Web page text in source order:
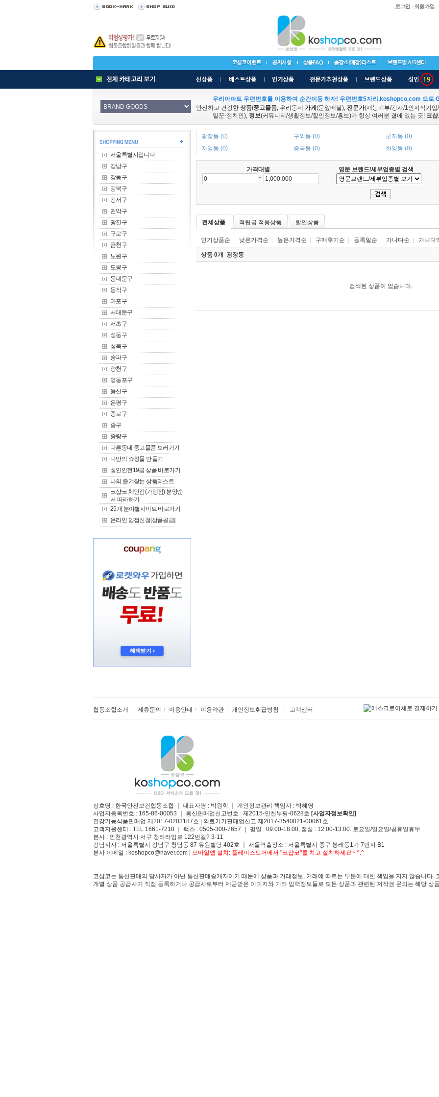
우리아파트 우편번호를 이용하여 순간이동 하자! 우편번호5자리.koshopco.com 으로
안전하고 건강한 상품/중고물품, 우리동네 가게 (문앞배달), 전문가(재능기부/강사/1인지식기업
일꾼-정치인), 정보(커뮤니티/생활정보/할인정보/홍보)가 항상 여러분 곁에 있는 곳! 코
서울특별시입니다
강남구
강동구
강북구
강서구
관악구
광진구
구로구
금천구
노원구
도봉구
동대문구
동작구
마포구
서대문구
서초구
성동구
성북구
송파구
양천구
영등포구
용산구
은평구
종로구
중구
중랑구
다른동네 중고물품 보러가기
나만의 쇼핑몰 만들기
성인안전19금 상품 바로가기
나의 즐겨찾는 상품리스트
코샵코 체인점(가맹점) 분양순
서 따라하기
25개 분야별사이트 바로가기
온라인 입점신청[상품공급]
광장동 (0) 구의동 (0)
군자동 (0)
자양동 (0)
중곡동 (0) 화양동 (0)
가격대별
영문 브랜드/세부업종별 검색
~
전체상품 적립금 적용상품 할인상품
인기상품순 낮은가격순 높은가격순 구매후기순 등록일순 가나다순 가나다
상품 0개 광장동
검색된 상품이 없습니다.
협동조합소개 제휴문의 이용안내 이용약관 개인정보취급방침 고객센터
상호명 : 한국안전보건협동조합 ｜ 대표자명 : 박원학 ｜ 개인정보관리 책임자 : 박혜영
사업자등록번호 : 165-86-00053 ｜ 통신판매업신고번호 : 제2015-인천부평-0628호 [사업자정보확인]
건강기능식품판매업 제2017-0203187호 | 의료기기판매업신고 제2017-3540021-00061호
고객지원센터 : TEL 1661-7210 ｜ 팩스 : 0505-300-7657 ｜ 평일 : 09:00-18:00, 점심 : 12:00-13:00. 토요일/일요일/공휴일휴무
본사 : 인천광역시 서구 청라라임로 122번길? 3-11
강남지사 : 서울특별시 강남구 청담동 87 유원빌딩 402호 ｜ 서울역출장소 : 서울특별시 중구 봉래동1가 7번지 B1
본사 이메일 : koshopco@naver.com | 모바일앱 설치: 플레이스토어에서 "코샵코"를 치고 설치하세요~ ^.^
코샵코는 통신판매의 당사자가 아닌 통신판매중개자이기 때문에 상품과 거래정보, 거래에 따르는 부분에 대한 책임을 지지 않습니다.
개별 상품 공급사가 직접 등록하거나 공급사로부터 제공받은 이미지와 기타 입력정보들로 모든 상품과 관련된 저작권 문의는 해당 상